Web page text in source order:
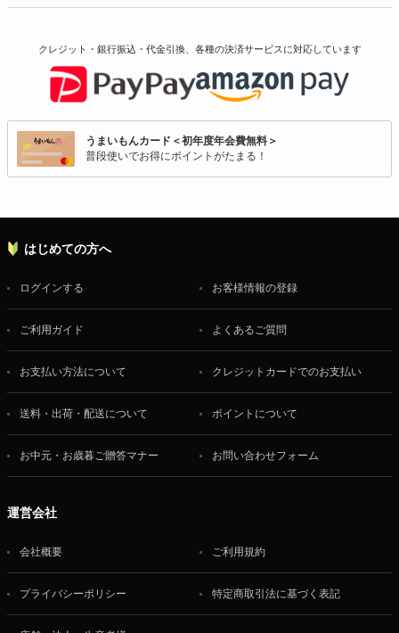
クレジット・銀行振込・代金引換、各種の決済サービスに対応しています
うまいもんカード＜初年度年会費無料＞
普段使いでお得にポイントがたまる！
はじめての方へ
ログインする お客様情報の登録
ご利用ガイド よくあるご質問
お支払い方法について クレジットカードでのお支払い
送料・出荷・配送について ポイントについて
お中元・お歳暮ご贈答マナー お問い合わせフォーム
運営会社
会社概要 ご利用規約
プライバシーポリシー 特定商取引法に基づく表記